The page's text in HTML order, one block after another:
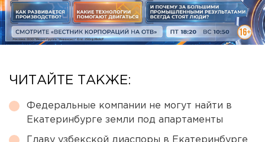
ЧИТАЙТЕ ТАКЖЕ:
Федеральные компании не могут найти в
Екатеринбурге земли под апартаменты
Главу узбекской диаспоры в Екатеринбурге